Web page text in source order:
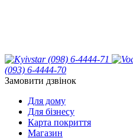
(098) 6-4444-71
(093) 6-4444-70
Замовити дзвінок
Для дому
Для бізнесу
Карта покриття
Магазин